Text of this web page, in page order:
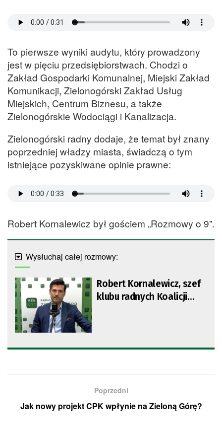
To pierwsze wyniki audytu, który prowadzony
jest w pięciu przedsiębiorstwach. Chodzi o
Zakład Gospodarki Komunalnej, Miejski Zakład
Komunikacji, Zielonogórski Zakład Usług
Miejskich, Centrum Biznesu, a także
Zielonogórskie Wodociągi i Kanalizacja.
Zielonogórski radny dodaje, że temat był znany
poprzedniej władzy miasta, świadczą o tym
istniejące pozyskiwane opinie prawne:
Robert Kornalewicz był gościem „Rozmowy o 9”.
Wysłuchaj całej rozmowy:
Robert Kornalewicz, szef
klubu radnych Koalicji
Poprzedni
Jak nowy projekt CPK wpłynie na Zieloną Górę?